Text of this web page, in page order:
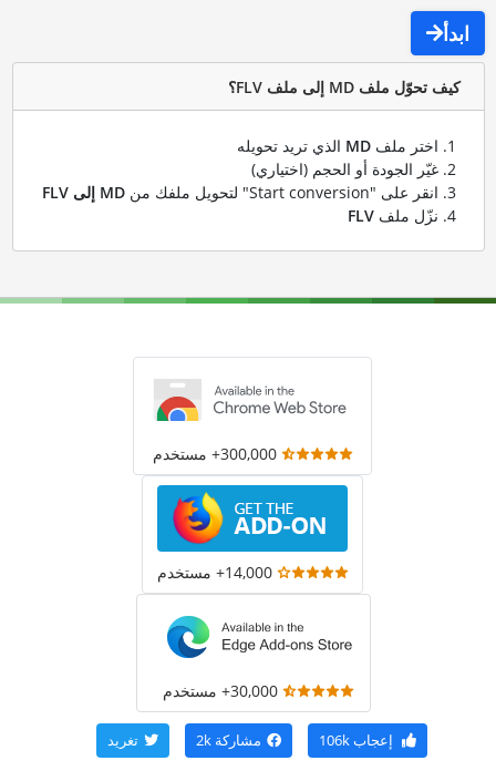
ابدأ
كيف تحوّل ملف MD إلى ملف FLV؟
اختر ملف MDالذي تريد تحويله
غيّر الجودة أو الحجم (اختياري)
انقر على "Start conversion" لتحويل ملفك من
MD إلى FLV
نزّل ملف FLV
300,000+ مستخدم
14,000+ مستخدم
30,000+ مستخدم
إعجاب106k مشاركة 2k تغريد